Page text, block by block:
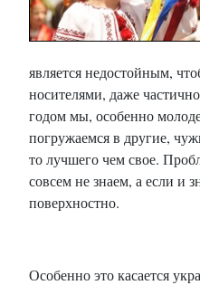
является недостойным,
носителями, даже
годом мы, особенно
погружаемся в другие,
то лучшего чем свое.
совсем не знаем, а если и
поверхностно.
Особенно это касается